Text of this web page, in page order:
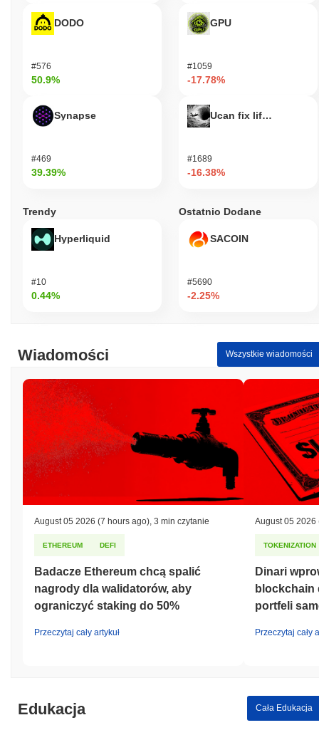
DODO
#576
50.9%
Synapse
#469
39.39%
GPU
#1059
-17.78%
Ucan fix life in1day
#1689
-16.38%
Trendy
Hyperliquid
#10
0.44%
Ostatnio Dodane
SACOIN
#5690
-2.25%
Wiadomości Wszystkie wiadomości
August 05 2026 (7 hours ago) 3 min czytanie
ETHEREUM DEFI
Badacze Ethereum chcą spalić
nagrody dla walidatorów, aby
ograniczyć staking do 50%
Przeczytaj cały artykuł
August 05 2026
TOKENIZATION
Dinari
blockchain
portfeli
Przeczytaj cały
Edukacja Cała Edukacja